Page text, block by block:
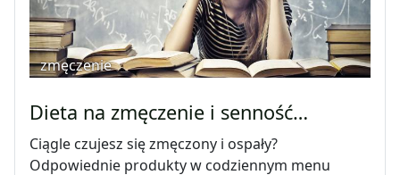
zmęczenie
Dieta na zmęczenie i senność…
Ciągle czujesz się zmęczony i ospały?
Odpowiednie produkty w codziennym menu